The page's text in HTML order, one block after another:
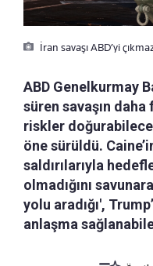
İran savaşı ABD’yi
ABD Genelkurmay
süren savaşın daha
riskler
öne sürüldü.
saldırılarıyla
olmadığını
yolu aradığı',
anlaşma